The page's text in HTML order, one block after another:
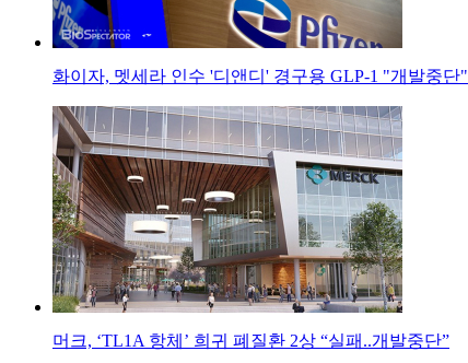
화이자, 멧세라 인수 '디앤디' 경구용 GLP-1 "개발중단"
머크, ‘TL1A 항체’ 희귀 폐질환 2상 “실패..개발중단”